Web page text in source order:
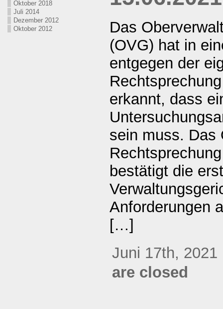
Oktober 2018
Juli 2014
Dezember 2012
Oktober 2012
Das
(OVG) hat in
entgegen der
erkannt, dass
sein muss. Das
bestätigt die
Anforderungen
[…]
Juni 17th,
are closed